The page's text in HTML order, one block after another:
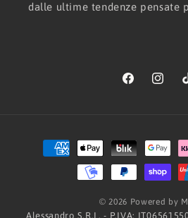
dalle ultime tendenze pensate
Facebook
di
© 2026 Powered by
Alessandro S.R.L. - P.IVA: